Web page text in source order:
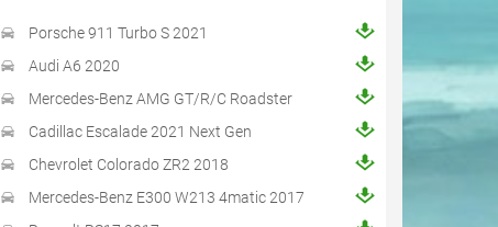
Porsche 911 Turbo S 2021
Audi A6 2020
Mercedes-Benz AMG GT/R/C Roadster
Cadillac Escalade 2021 Next Gen
Chevrolet Colorado ZR2 2018
Mercedes-Benz E300 W213 4matic 2017